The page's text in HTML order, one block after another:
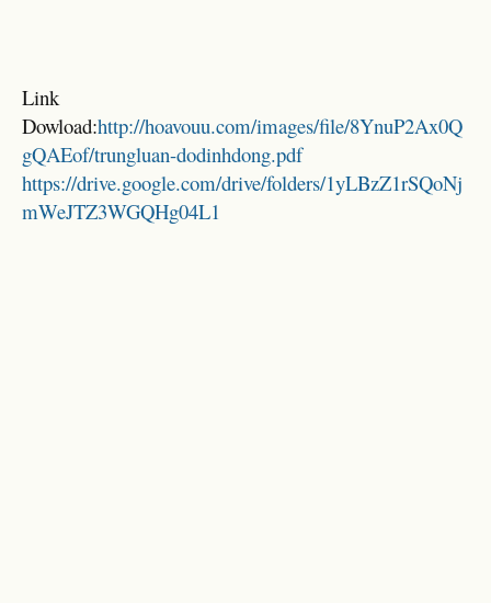
Link
Dowload:http://hoavouu.com/images/file/8YnuP2Ax0Q
gQAEof/trungluan-dodinhdong.pdf
https://drive.google.com/drive/folders/1yLBzZ1rSQoNj
mWeJTZ3WGQHg04L1